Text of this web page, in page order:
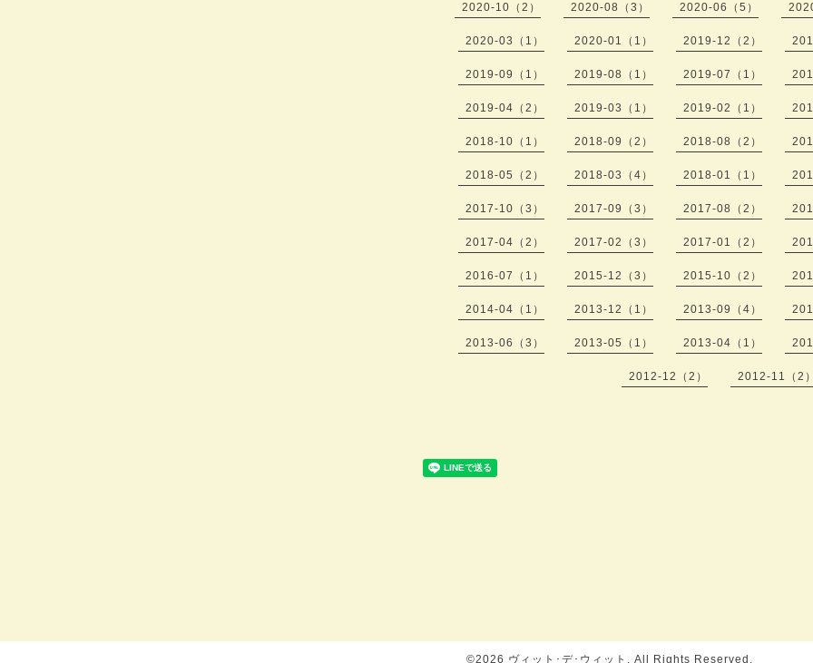
2020-10（2） 2020-08（3） 2020-06（5）
2020-03（1） 2020-01（1） 2019-12（2）
2019-09（1） 2019-08（1） 2019-07（1）
2019-04（2） 2019-03（1） 2019-02（1）
2018-10（1） 2018-09（2） 2018-08（2）
2018-05（2） 2018-03（4） 2018-01（1）
2017-10（3） 2017-09（3） 2017-08（2）
2017-04（2） 2017-02（3） 2017-01（2）
2016-07（1） 2015-12（3） 2015-10（2）
2014-04（1） 2013-12（1） 2013-09（4）
2013-06（3） 2013-05（1） 2013-04（1）
2012-12（2） 2012-11（2）
©2026 ヴィット･デ･ウィット . All Rights Reserved.